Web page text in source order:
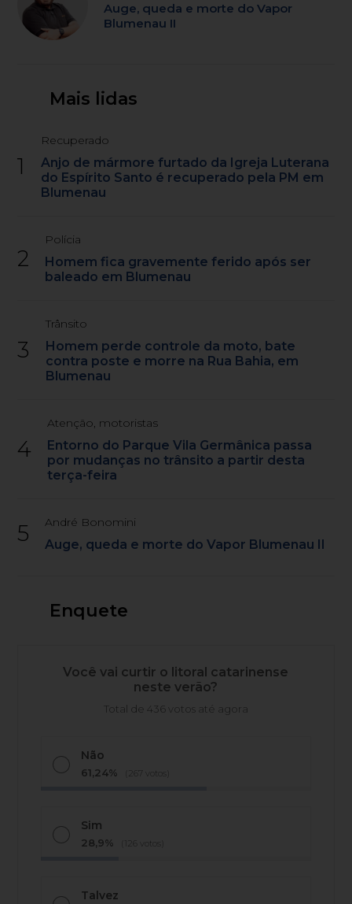
Auge, queda e morte do Vapor
Blumenau II
Mais lidas
1
Recuperado
Anjo de mármore furtado da Igreja Luterana
do Espírito Santo é recuperado pela PM em
Blumenau
2
Polícia
Homem fica gravemente ferido após ser
baleado em Blumenau
3
Trânsito
Homem perde controle da moto, bate
contra poste e morre na Rua Bahia, em
Blumenau
4
Atenção, motoristas
Entorno do Parque Vila Germânica passa
por mudanças no trânsito a partir desta
terça-feira
5 André Bonomini
Auge, queda e morte do Vapor Blumenau II
Enquete
Você vai curtir o litoral catarinense
neste verão?
Total de 436 votos até agora
Não
61,24% (267 votos)
Sim
28,9% (126 votos)
Talvez